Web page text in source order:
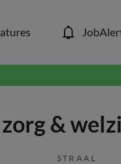
&
STRAAL